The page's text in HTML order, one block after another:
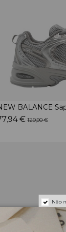
BALANCE
€ 129,90 €
Não